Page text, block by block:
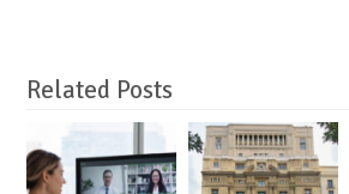
Related Posts